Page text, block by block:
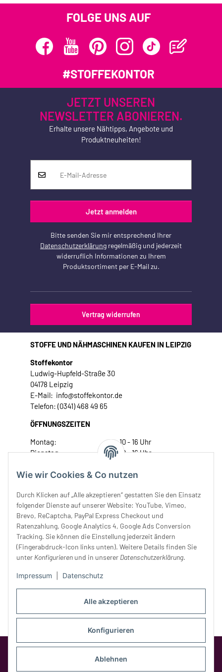
Alle akzeptieren
Konfigurieren
Ablehnen
Wie wir Cookies & Co nutzen
Durch Klicken auf „Alle akzeptieren“ gestatten Sie den Einsatz
folgender Dienste auf unserer Website: YouTube, Vimeo,
Brevo, ReCaptcha, PayPal Express Checkout und
Ratenzahlung, Google Analytics 4, Google Ads Conversion
Tracking. Sie können die Einstellung jederzeit ändern
(Fingerabdruck-Icon links unten). Weitere Details finden Sie
unter Konfigurieren und in unserer Datenschutzerklärung.
Impressum Datenschutz
FOLGE UNS AUF
#STOFFEKONTOR
JETZT UNSEREN
NEWSLETTER ABONIEREN.
Erhalte unsere Nähtipps, Angebote und
Produktneuheiten!
Jetzt anmelden
Bitte senden Sie mir entsprechend Ihrer
Datenschutzerklärung regelmäßig und jederzeit
widerruflich Informationen zu Ihrem
Produktsortiment per E-Mail zu.
Vertrag widerrufen
STOFFE UND NÄHMASCHINEN KAUFEN IN LEIPZIG
Stoffekontor
Ludwig-Hupfeld-Straße 30
04178 Leipzig
E-Mail: info@stoffekontor.de
Telefon: (0341) 468 49 65
ÖFFNUNGSZEITEN
Montag:
10 - 16 Uhr
Dienstag:
10 - 16 Uhr
Donnerstag:
10 - 18 Uhr
Samstag:
10 - 14 Uhr
Unser Service
Rechtliches
Google Analytics deaktivierenStatus: